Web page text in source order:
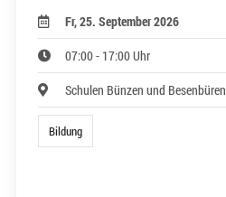
Fr, 25. September 2026
07:00 - 17:00 Uhr
Schulen Bünzen und Besenbüren
Bildung